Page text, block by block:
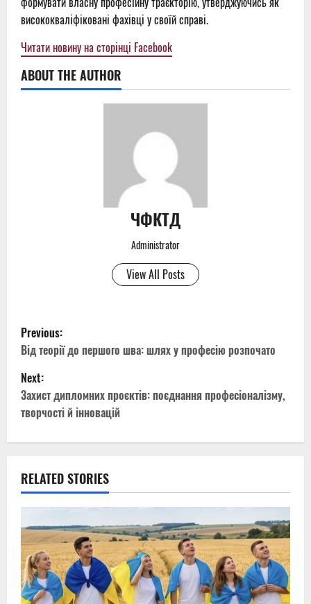
висококваліфіковані фахівці у своїй справі.
Читати новину на сторінці Facebook
ABOUT THE AUTHOR
ЧФКТД
Administrator
View All Posts
P
o
s
t
n
a
v
i
g
a
Previous:
Від теорії до першого шва: шлях у професію розпочато
Next:
Захист дипломних проєктів: поєднання професіоналізму,
творчості й інновацій
RELATED STORIES